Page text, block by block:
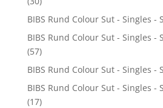
BIBS Rund Colour Sut - Singles -
BIBS Rund Colour Sut - Singles
(57)
BIBS Rund Colour Sut - Singles -
BIBS Rund Colour Sut - Singles
(17)